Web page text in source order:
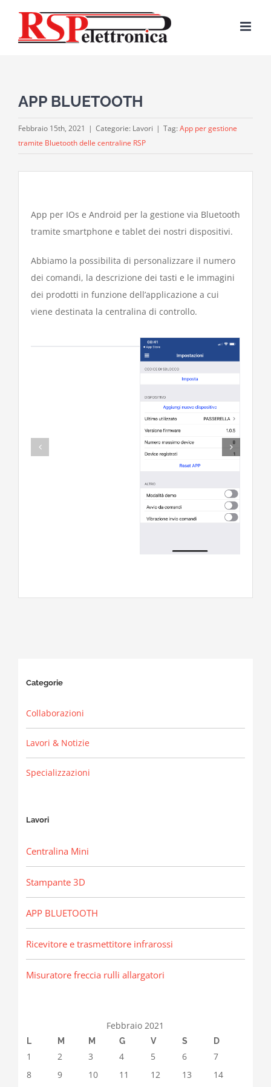
contenuto
APP BLUETOOTH
Febbraio 15th, 2021 | Categorie: Lavori | Tag: App per gestione
tramite Bluetooth delle centraline RSP
App per IOs e Android per la gestione via Bluetooth
tramite smartphone e tablet dei nostri dispositivi.
Abbiamo la possibilita di personalizzare il numero
dei comandi, la descrizione dei tasti e le immagini
dei prodotti in funzione dell’applicazione a cui
viene destinata la centralina di controllo.
Categorie
Collaborazioni
Lavori & Notizie
Specializzazioni
Lavori
Centralina Mini
Stampante 3D
APP BLUETOOTH
Ricevitore e trasmettitore infrarossi
Misuratore freccia rulli allargatori
Febbraio 2021
L M M G V S D
1 2 3 4 5 6
7
8
9 10 11 12 13 14